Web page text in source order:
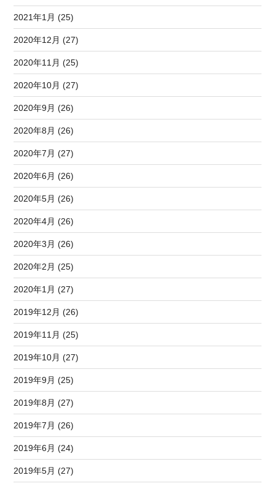
2021年1月 (25)
2020年12月 (27)
2020年11月 (25)
2020年10月 (27)
2020年9月 (26)
2020年8月 (26)
2020年7月 (27)
2020年6月 (26)
2020年5月 (26)
2020年4月 (26)
2020年3月 (26)
2020年2月 (25)
2020年1月 (27)
2019年12月 (26)
2019年11月 (25)
2019年10月 (27)
2019年9月 (25)
2019年8月 (27)
2019年7月 (26)
2019年6月 (24)
2019年5月 (27)